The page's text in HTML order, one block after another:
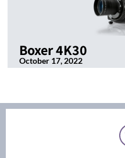
Boxer 4K30
October 17, 2022